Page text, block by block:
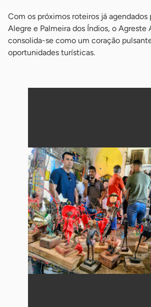
Com os próximos roteiros já agendados
Alegre e Palmeira dos Índios, o Agreste
consolida-se como um coração
oportunidades turísticas.